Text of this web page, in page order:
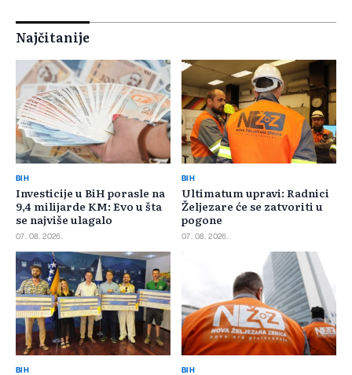
Najčitanije
BIH
Investicije u BiH porasle na
9,4 milijarde KM: Evo u šta
se najviše ulagalo
07. 08. 2026.
BIH
Ultimatum upravi: Radnici
Željezare će se zatvoriti u
pogone
07. 08. 2026.
BIH BIH